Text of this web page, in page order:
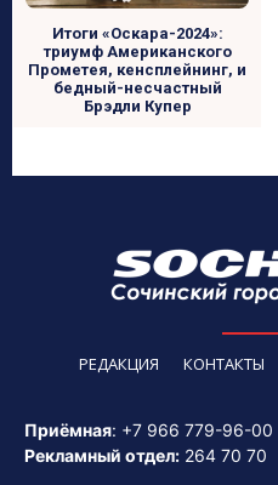
Итоги «Оскара-2024»:
триумф Американского
Прометея, кенсплейнинг, и
бедный-несчастный
Брэдли Купер
РЕДАКЦИЯ КОНТАКТЫ
Приёмная: +7 966 779-96-00
Рекламный отдел: 264 70 70